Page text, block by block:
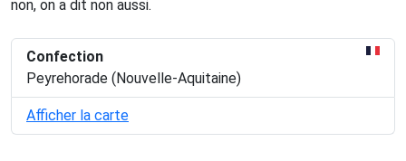
non, on a dit non aussi.
Confection
Peyrehorade (Nouvelle-Aquitaine)
Afficher la carte